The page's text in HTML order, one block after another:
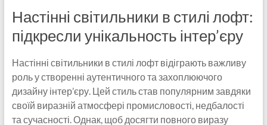
Настінні світильники в стилі лофт:
підкресли унікальность інтер’єру
Настінні світильники в стилі лофт відіграють важливу
роль у створенні аутентичного та захоплюючого
дизайну інтер’єру. Цей стиль став популярним завдяки
своїй виразній атмосфері промисловості, недбалості
та сучасності. Однак, щоб досягти повного виразу